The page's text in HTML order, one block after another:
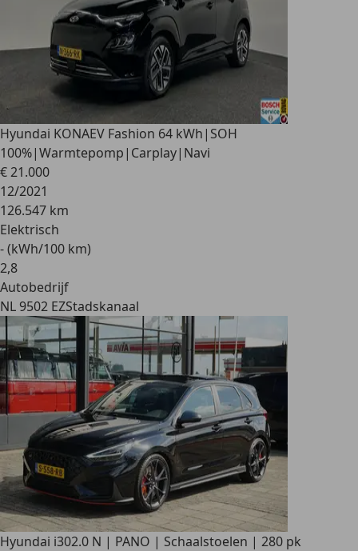
Hyundai KONAEV Fashion 64 kWh|SOH
100%|Warmtepomp|Carplay|Navi
€ 21.000
12/2021
126.547 km
Elektrisch
- (kWh/100 km)
2,8
Autobedrijf
NL 9502 EZStadskanaal
Hyundai i302.0 N | PANO | Schaalstoelen | 280 pk